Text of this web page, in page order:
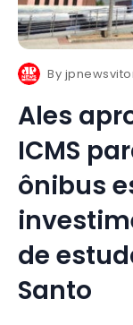
By
Ales
ICMS
ônibus
de
Santo